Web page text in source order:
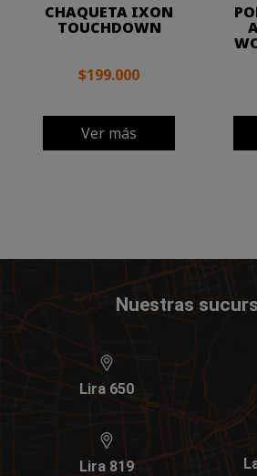
CHAQUETA IXON
TOUCHDOWN
$199.000
Ver más
Nuestras
Lira 650
Lira 819